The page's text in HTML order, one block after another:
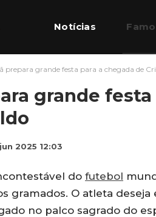
Notícias
prepara grande festa para a chegada de
grande
2025 12:03
do futebol
gramados. O atleta
no palco sagrado do